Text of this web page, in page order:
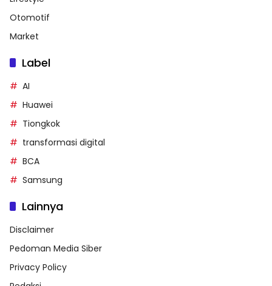
Otomotif
Market
Label
AI
Huawei
Tiongkok
transformasi digital
BCA
Samsung
Lainnya
Disclaimer
Pedoman Media Siber
Privacy Policy